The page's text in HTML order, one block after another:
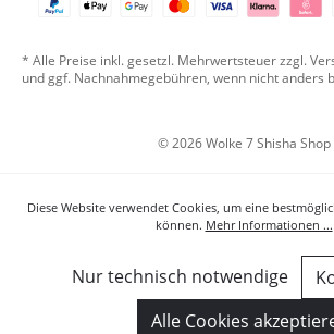
© 2026 Wolke 7 Shisha Shop
* Alle Preise inkl. gesetzl. Mehrwertsteuer zzgl.
und ggf. Nachnahmegebühren, wenn nicht anders
Diese Website verwendet Cookies, um eine
können. Mehr Informationen ...
Nur technisch notwendige
Alle Cookies